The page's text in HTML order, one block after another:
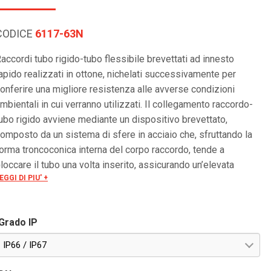
6117-63N
tubo rigido-tubo flessibile brevettati ad innesto
realizzati in ottone, nichelati successivamente per
una migliore resistenza alle avverse condizioni
in cui verranno utilizzati. Il collegamento raccordo-
rigido avviene mediante un dispositivo brevettato,
da un sistema di sfere in acciaio che, sfruttando la
troncoconica interna del corpo raccordo, tende a
il tubo una volta inserito, assicurando un’elevata
alla trazione e garantendo una continuità elettrica
nel raccordo. La semplicità di installazione di questi
raccordi consente una notevole riduzione dei tempi di
La particolare cura nell’esecuzione di questi
DI PIU' +
IP
IP66 / IP67